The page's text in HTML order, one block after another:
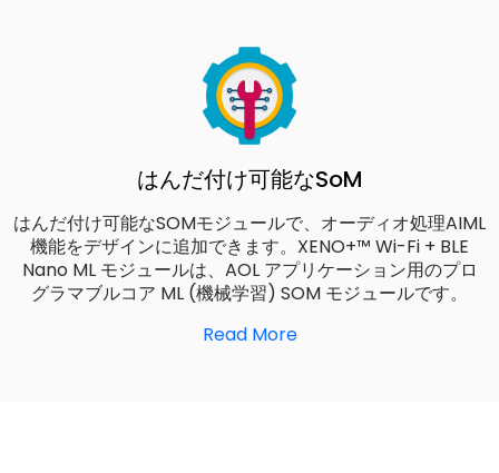
はんだ付け可能なSoM
はんだ付け可能なSOMモジュールで、オーディオ処理AIML
機能をデザインに追加できます。XENO+™ Wi-Fi + BLE
Nano ML モジュールは、AOL アプリケーション用のプロ
グラマブルコア ML (機械学習) SOM モジュールです。
Read More